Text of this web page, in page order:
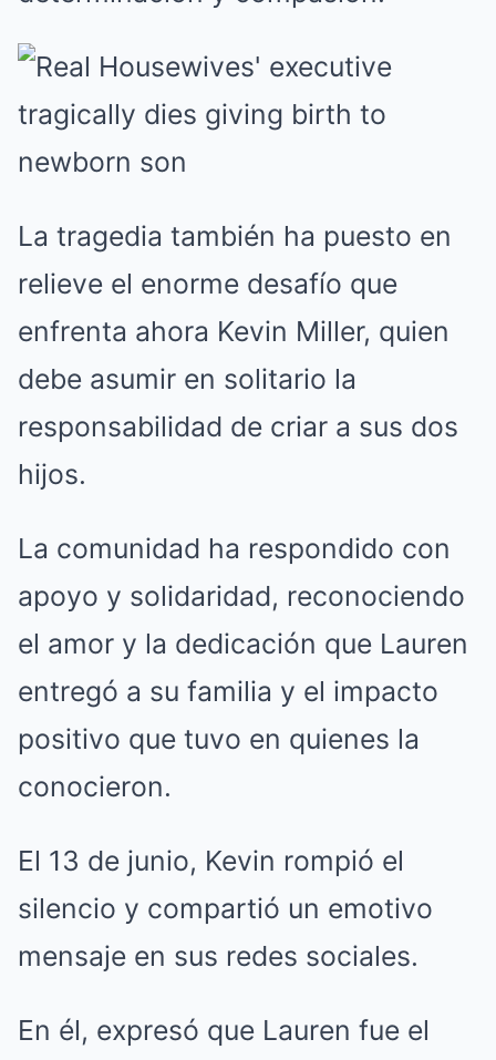
La tragedia también ha puesto en
relieve el enorme desafío que
enfrenta ahora Kevin Miller, quien
debe asumir en solitario la
responsabilidad de criar a sus dos
hijos.
La comunidad ha respondido con
apoyo y solidaridad, reconociendo
el amor y la dedicación que Lauren
entregó a su familia y el impacto
positivo que tuvo en quienes la
conocieron.
El 13 de junio, Kevin rompió el
silencio y compartió un emotivo
mensaje en sus redes sociales.
En él, expresó que Lauren fue el